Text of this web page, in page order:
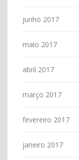
junho 2017
maio 2017
abril 2017
março 2017
fevereiro 2017
janeiro 2017